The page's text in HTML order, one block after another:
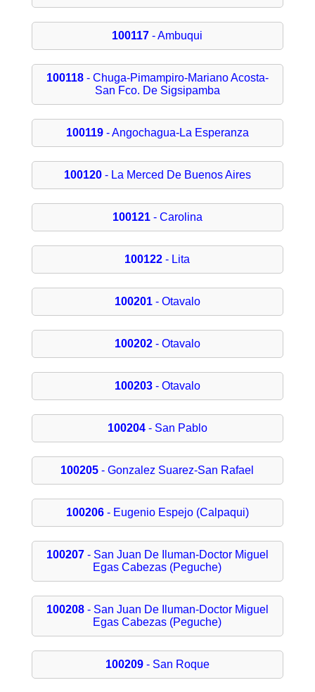
100117 - Ambuqui
100118- Chuga-Pimampiro-Mariano Acosta-
San Fco. De Sigsipamba
100119- Angochagua-La Esperanza
100120- La Merced De Buenos Aires
100121- Carolina
100122 - Lita
100201- Otavalo
100202- Otavalo
100203- Otavalo
100204- San Pablo
100205 - Gonzalez Suarez-San Rafael
100206- Eugenio Espejo (Calpaqui)
100207- San Juan De Iluman-Doctor Miguel
Egas Cabezas (Peguche)
100208- San Juan De Iluman-Doctor Miguel
Egas Cabezas (Peguche)
100209- San Roque